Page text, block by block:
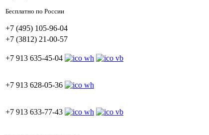
Бесплатно по России
+7 (495) 105-96-04
+7 (3812) 21-00-57
+7 913 635-45-04
+7 913 628-05-36
+7 913 633-77-43